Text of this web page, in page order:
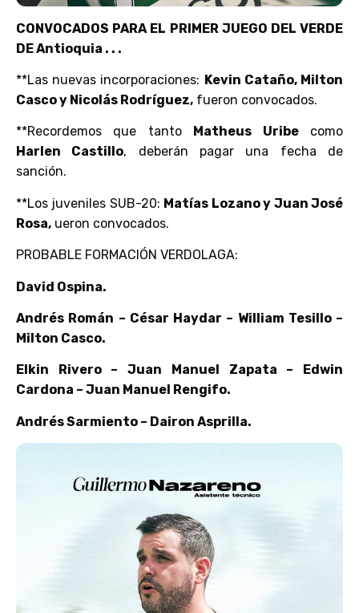
CONVOCADOS PARA EL PRIMER JUEGO DEL VERDE
DE Antioquia . . .
**Las nuevas incorporaciones: Kevin Cataño, Milton
Casco y Nicolás Rodríguez, fueron convocados.
**Recordemos que tanto Matheus Uribecomo
Harlen Castillo, deberán pagar una fecha de
sanción.
**Los juveniles SUB-20: Matías Lozano y Juan José
Rosa, ueron convocados.
PROBABLE FORMACIÓN VERDOLAGA:
David Ospina.
Andrés Román – César Haydar – William Tesillo –
Milton Casco.
Elkin Rivero – Juan Manuel Zapata – Edwin
Cardona – Juan Manuel Rengifo.
Andrés Sarmiento – Dairon Asprilla.